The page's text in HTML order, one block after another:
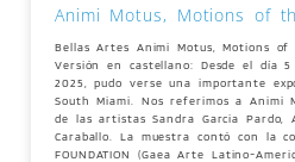
Animi Motus, Motions of
Bellas Artes Animi Motus, Motions of
Versión en castellano: Desde el día
2025, pudo verse una importante
South Miami. Nos referimos a Animi
de las artistas Sandra Garcia Pardo,
Caraballo. La muestra contó con la
FOUNDATION (Gaea Arte Latino-